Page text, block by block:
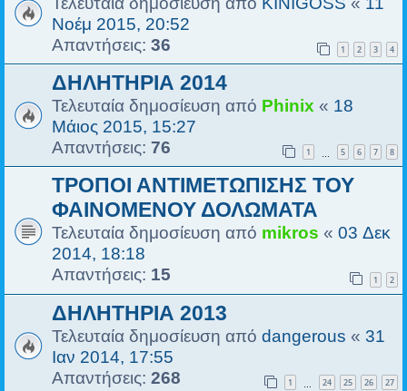
Νοέμ 2015, 20:52
Απαντήσεις: 36 1 2 3 4
ΔΗΛΗΤΗΡΙΑ 2014
Τελευταία δημοσίευση από Phinix « 18
Μάιος 2015, 15:27
Απαντήσεις: 76 1 … 5 6 7 8
ΤΡΟΠΟΙ ΑΝΤΙΜΕΤΩΠΙΣΗΣ ΤΟΥ
ΦΑΙΝΟΜΕΝΟΥ ΔΟΛΩΜΑΤΑ
Τελευταία δημοσίευση από mikros « 03 Δεκ
2014, 18:18
Απαντήσεις: 15 1 2
ΔΗΛΗΤΗΡΙΑ 2013
Τελευταία δημοσίευση από dangerous « 31
Ιαν 2014, 17:55
Απαντήσεις: 268 1 … 24 25 26 27